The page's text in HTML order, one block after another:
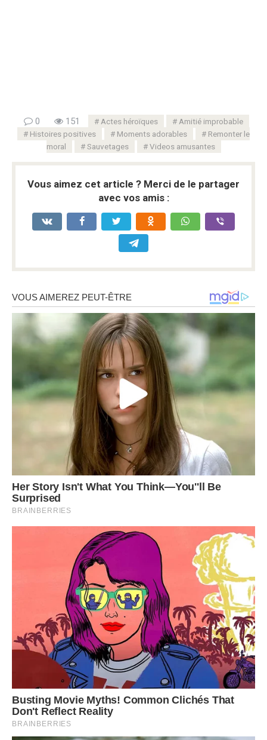
0 151 Actes héroïques
Amitié improbable
Histoires positives
Moments adorables
Remonter le
moral
Sauvetages Videos amusantes
Vous aimez cet article ? Merci de le partager
avec vos amis :